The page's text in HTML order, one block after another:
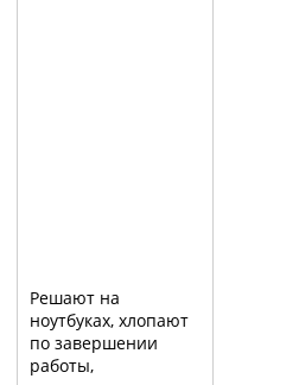
Решают на
ноутбуках, хлопают
по завершении
работы,